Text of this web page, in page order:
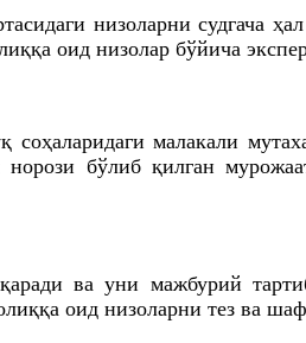
низоларни
оид низолар бўйича
малакали
норози бўлиб қилган
ва уни мажбурий
оид низоларни тез ва